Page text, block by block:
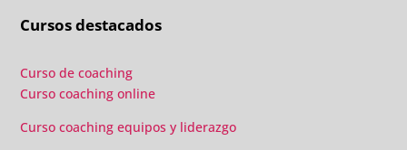
añadido con multitud de formaciones, seminarios y
gran liderazgo de Beatriz Ricondo!!!
Cursos destacados
Curso de coaching
Curso coaching online
Curso coaching equipos y liderazgo